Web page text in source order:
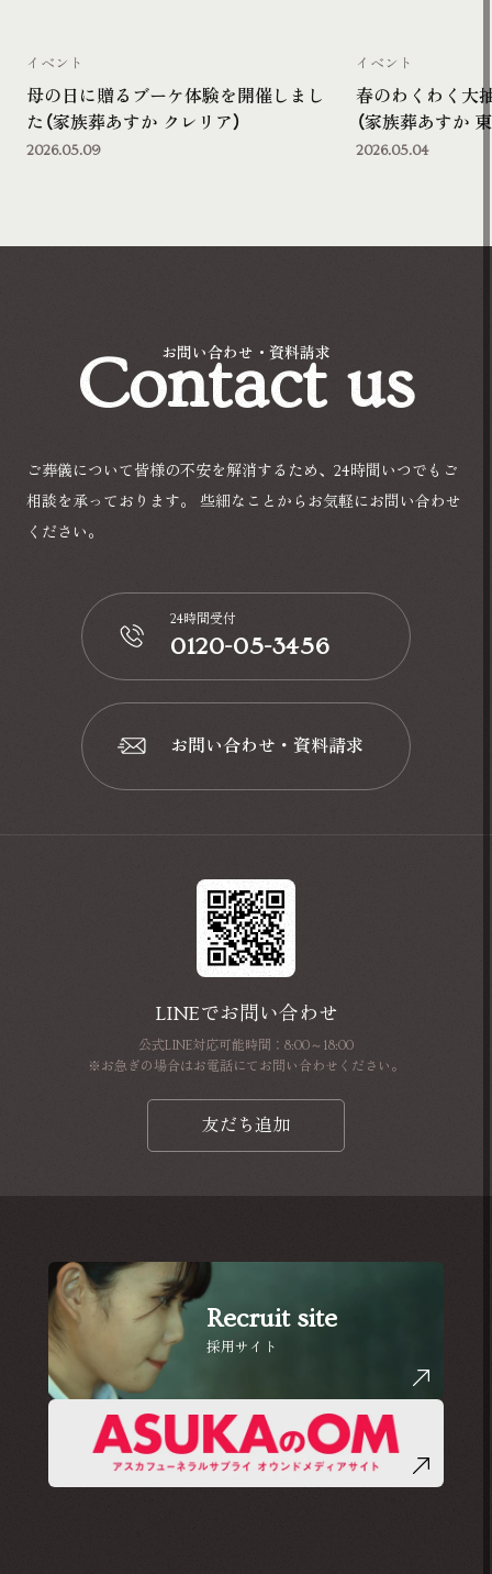
母の日に贈るブーケ体験を開催しまし
た（家族葬あすか クレリア）
イベント
2026.05.09
春のわくわく大
（家族葬あすか
イベント
2026.05.04
お問い合わせ・資料請求
Contact us
ご葬儀について皆様の不安を解消するため、24時間いつでもご
相談を承っております。
些細なことからお気軽にお問い合わせ
ください。
📞
24時間受付
0120-05-3456
📩
お問い合わせ・資料請求
LINEでお問い合わせ
公式LINE対応可能時間：8:00～18:00
※お急ぎの場合はお電話にてお問い合わせください。
友だち追加
採用サイト
Recruit site